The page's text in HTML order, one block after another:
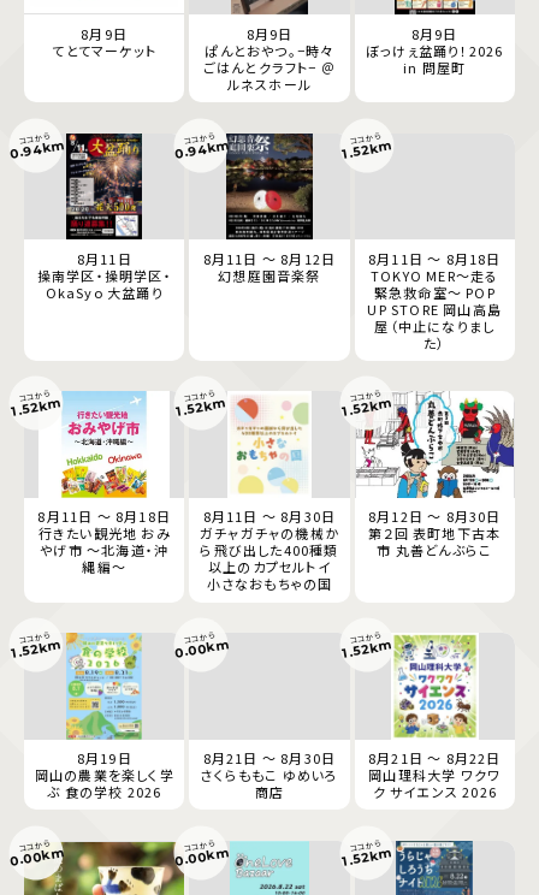
8月9日
てとてマーケット
8月9日
ぱんとおやつ。−時々
ごはんとクラフト− ＠
ルネスホール
8月9日
ぼっけぇ盆踊り！2026
in 問屋町
8月11日
操南学区・操明学区・
OkaSyo 大盆踊り
ココから
0.94km
8月11日 ～ 8月12日
幻想庭園音楽祭
ココから
0.94km
8月11日 ～ 8月18日
TOKYO MER～走る
緊急救命室～ POP
UP STORE 岡山高島
屋（中止になりまし
た）
ココから
1.52km
8月11日 ～ 8月18日
行きたい観光地 おみ
やげ市 ～北海道・沖
縄編～
ココから
1.52km
8月11日 ～ 8月30日
ガチャガチャの機械か
ら飛び出した400種類
以上のカプセルトイ
小さなおもちゃの国
ココから
1.52km
8月12日 ～ 8月30日
第２回 表町地下古本
市 丸善どんぶらこ
ココから
1.52km
8月19日
岡山の農業を楽しく学
ぶ 食の学校 2026
ココから
1.52km
8月21日 ～ 8月30日
さくらももこ ゆめいろ
商店
ココから
0.00km
8月21日 ～ 8月22日
岡山理科大学 ワクワ
ク サイエンス 2026
ココから
1.52km
ココから
0.00km ココから
0.00km ココから
1.52km